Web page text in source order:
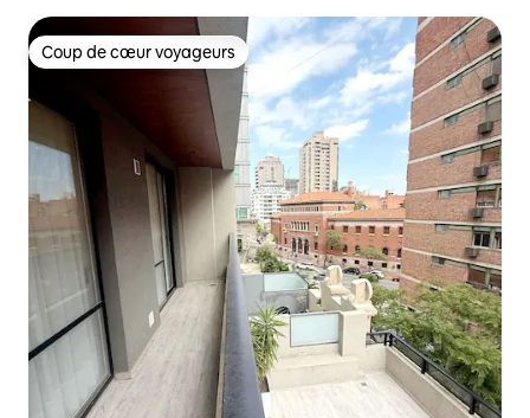
Coup de cœur voyageurs
Coup de cœur voyageurs